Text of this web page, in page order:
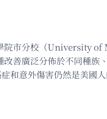
院市分校（University
善廣泛分佈於不同種
和意外傷害仍然是美